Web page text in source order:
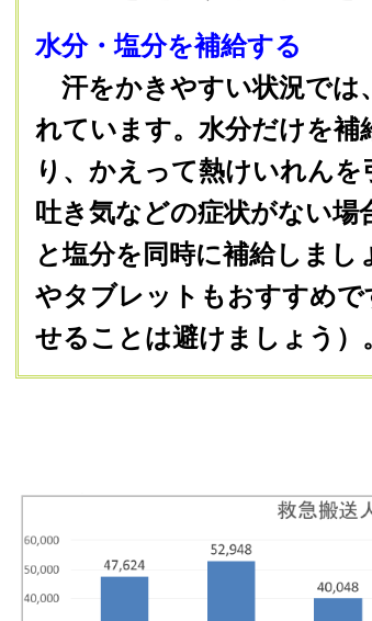
水分・塩分を補給する
汗をかきやすい状況では
れています。水分だけを補
り、かえって熱けいれんを
吐き気などの症状がない
と塩分を同時に補給しまし
やタブレットもおすすめで
せることは避けましょう）